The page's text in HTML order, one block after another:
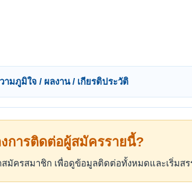
ามภูมิใจ / ผลงาน / เกียรติประวัติ
การติดต่อผู้สมัครรายนี้?
สมัครสมาชิก เพื่อดูข้อมูลติดต่อทั้งหมดและเริ่มส